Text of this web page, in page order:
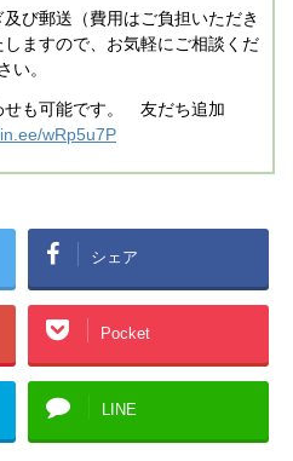
び郵送（費用はご負担いただき
ますので、お気軽にご相談くだ
い。
せも可能です。 友だち追加
wRp5u7P
シェア
Pocket
LINE